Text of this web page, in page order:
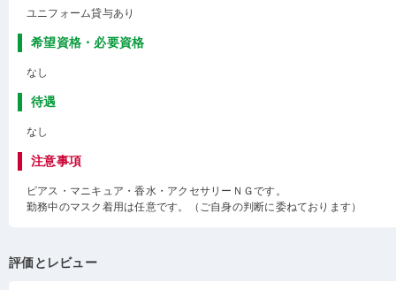
ユニフォーム貸与あり
希望資格・必要資格
なし
待遇
なし
注意事項
ピアス・マニキュア・香水・アクセサリーＮＧです。
勤務中のマスク着用は任意です。（ご自身の判断に委ねております）
評価とレビュー